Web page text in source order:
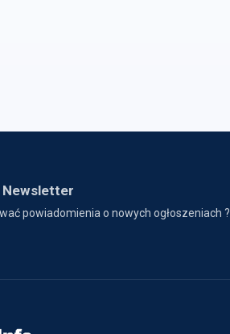
Newsletter
powiadomienia o nowych ogłoszeniach ?